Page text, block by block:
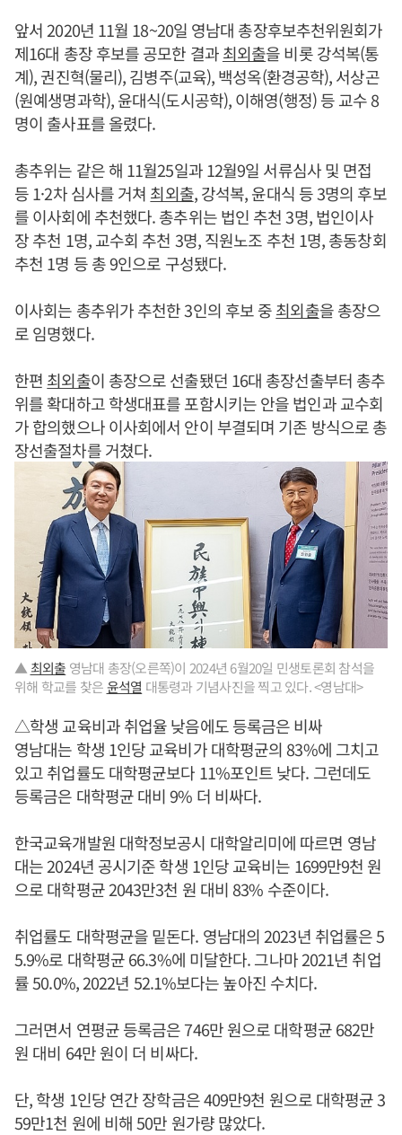
앞서 2020년 11월 18~20일 영남대 총장후보추천위원회가
제16대 총장 후보를 공모한 결과최외출을 비롯 강석복(통
계), 권진혁(물리), 김병주(교육), 백성옥(환경공학), 서상곤
(원예생명과학), 윤대식(도시공학), 이해영(행정) 등 교수 8
명이 출사표를 올렸다.
총추위는 같은 해 11월25일과 12월9일 서류심사 및 면접
등 1·2차 심사를 거쳐 최외출, 강석복, 윤대식 등 3명의 후보
를 이사회에 추천했다. 총추위는 법인 추천 3명, 법인이사
장 추천 1명, 교수회 추천 3명, 직원노조 추천 1명, 총동창회
추천 1명 등 총 9인으로 구성됐다.
이사회는 총추위가 추천한 3인의 후보 중최외출을 총장으
로 임명했다.
한편 최외출이 총장으로 선출됐던 16대 총장선출부터 총추
위를 확대하고 학생대표를 포함시키는 안을 법인과 교수회
가 합의했으나 이사회에서 안이 부결되며 기존 방식으로 총
장선출절차를 거쳤다.
▲ 최외출 영남대 총장(오른쪽)이 2024년 6월20일 민생토론회 참석을
위해 학교를 찾은윤석열 대통령과 기념사진을 찍고 있다. <영남대>
△학생 교육비과 취업율 낮음에도 등록금은 비싸
영남대는 학생 1인당 교육비가 대학평균의 83%에 그치고
있고 취업률도 대학평균보다 11%포인트 낮다. 그런데도
등록금은 대학평균 대비 9% 더 비싸다.
한국교육개발원 대학정보공시 대학알리미에 따르면 영남
대는 2024년 공시기준 학생 1인당 교육비는 1699만9천 원
으로 대학평균 2043만3천 원 대비 83% 수준이다.
취업률도 대학평균을 밑돈다. 영남대의 2023년 취업률은 5
5.9%로 대학평균 66.3%에 미달한다. 그나마 2021년 취업
률 50.0%, 2022년 52.1%보다는 높아진 수치다.
그러면서 연평균 등록금은 746만 원으로 대학평균 682만
원 대비 64만 원이 더 비싸다.
단, 학생 1인당 연간 장학금은 409만9천 원으로 대학평균 3
59만1천 원에 비해 50만 원가량 많았다.